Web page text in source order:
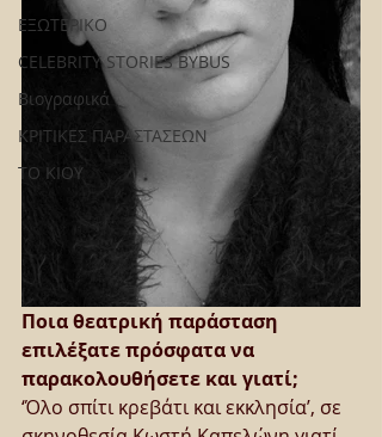
ΕΞΩΤΕΡΙΚΟ
CELEBRITY STORIES BYBUS
Βιογραφικά
ΚΡΙΤΙΚΕΣ ΠΑΡΑΣΤΑΣΕΩΝ
ΤΟ ΚΙΟΥ
Ποια θεατρική παράσταση
επιλέξατε πρόσφατα να
παρακολουθήσετε και γιατί;
‘Όλο σπίτι κρεβάτι και εκκλησία’, σε